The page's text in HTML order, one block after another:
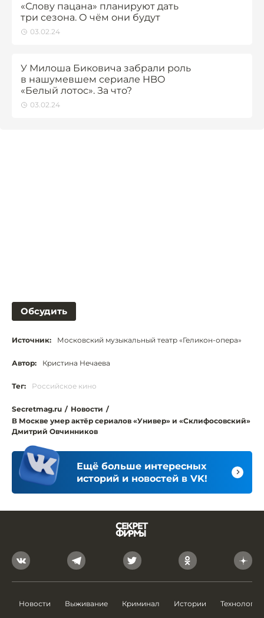
«Слову пацана» планируют дать
три сезона. О чём они будут
03.02.24
У Милоша Биковича забрали роль
в нашумевшем сериале HBO
«Белый лотос». За что?
03.02.24
Обсудить
Источник: Московский музыкальный театр «Геликон-опера»
Автор: Кристина Нечаева
Тег: Российское кино
Secretmag.ru / Новости /
В Москве умер актёр сериалов «Универ» и «Склифосовский»
Дмитрий Овчинников
Ещё больше интересных
историй и новостей в VK!
Новости Выживание Криминал Истории Технологии